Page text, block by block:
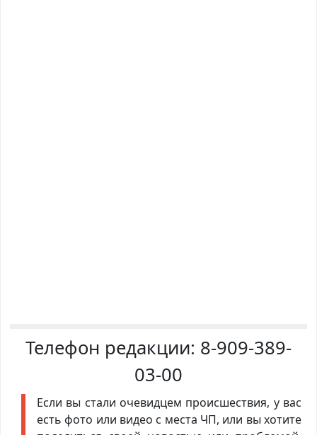
Телефон редакции: 8-909-389-
03-00
Если вы стали очевидцем происшествия, у вас
есть фото или видео с места ЧП, или вы хотите